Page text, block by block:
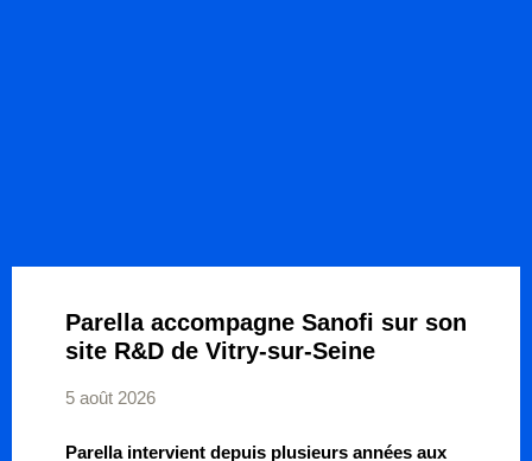
Parella accompagne Sanofi sur son
site R&D de Vitry-sur-Seine
5 août 2026
Parella intervient depuis plusieurs années aux